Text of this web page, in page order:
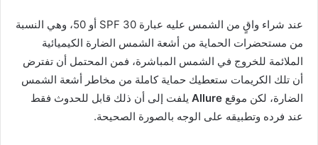
عند شراء واقٍ من الشمس عليه عبارة SPF 30 أو 50، وهي النسبة
من مستحضرات الحماية من أشعة الشمس الضارة الكيميائية
الملائمة للخروج في الشمس المباشرة، فمن المحتمل أن تفترض
أن تلك الكريمات ستعطيك حماية كاملة من مخاطر أشعة الشمس
الضارة، لكن موقع Allure يلفت إلى أن ذلك قابل للحدوث فقط
عند فرده وتطبيقه على الوجه بالصورة الصحيحة.